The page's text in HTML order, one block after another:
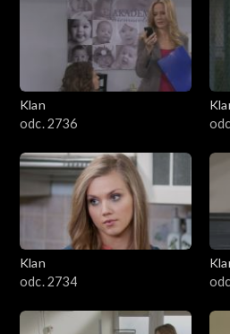
Klan
odc. 2736
Klan
odc. 2734